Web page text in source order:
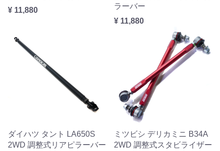
¥ 11,880
ラーバー
¥ 11,880
ダイハツ タント LA650S
2WD 調整式リアピラーバー
ミツビシ デリカミニ B34A
2WD 調整式スタビライザー